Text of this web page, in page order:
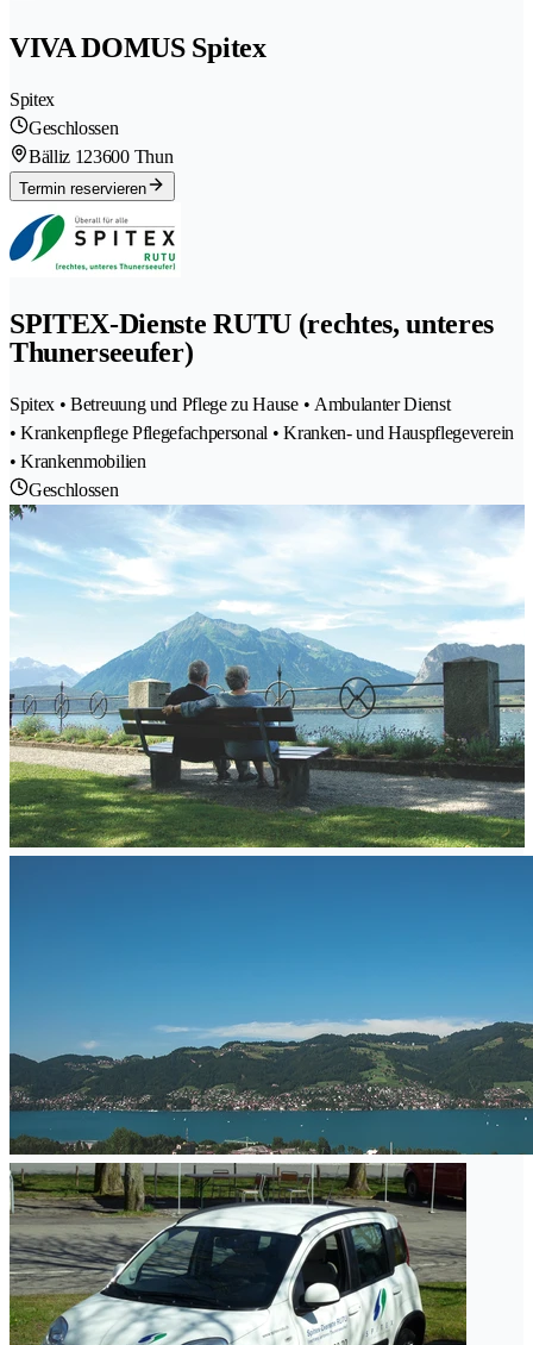
VIVA DOMUS Spitex
Spitex
Geschlossen
Bälliz 123600 Thun
Termin reservieren
SPITEX-Dienste RUTU (rechtes, unteres
Thunerseeufer)
Spitex • Betreuung und Pflege zu Hause • Ambulanter Dienst
• Krankenpflege Pflegefachpersonal • Kranken- und Hauspflegeverein
• Krankenmobilien
Geschlossen